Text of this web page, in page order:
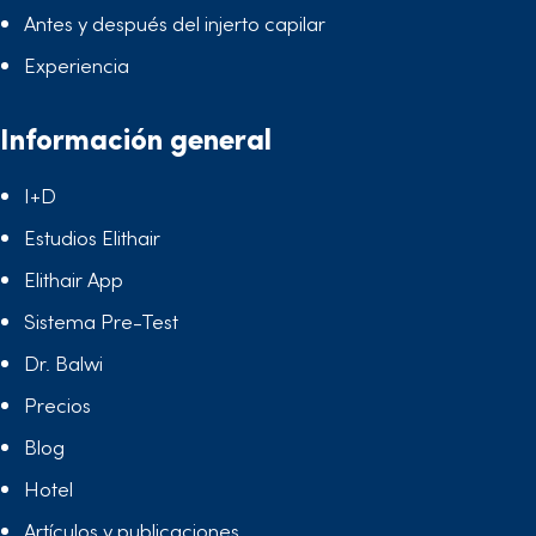
Antes y después del injerto capilar
Experiencia
Información general
I+D
Estudios Elithair
Elithair App
Sistema Pre-Test
Dr. Balwi
Precios
Blog
Hotel
Artículos y publicaciones